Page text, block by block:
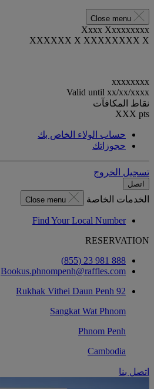
Close menu
Xxxx Xxxxxxxxx
XXXXXX X XXXXXXXX X
xxxxxxxx
Valid until xx/xx/xxxx
نقاط المكافآت
XXX pts
حساب الولاء الخاص بك
حجوزاتك
تسجيل الخروج
اتصل
الخدمات الخاصة Close menu
Find Your Local Number
RESERVATION
888 981 23 (855)
Bookus.phnompenh@raffles.com
92 Rukhak Vithei Daun Penh
Sangkat Wat Phnom
Phnom Penh
Cambodia
اتصل بنا